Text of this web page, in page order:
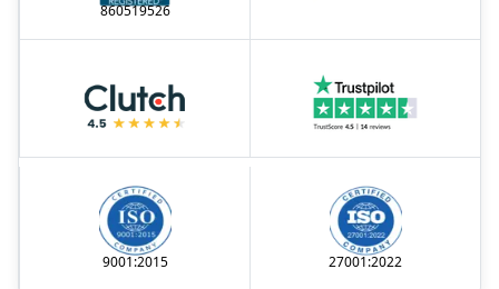
860519526
9001:2015 27001:2022